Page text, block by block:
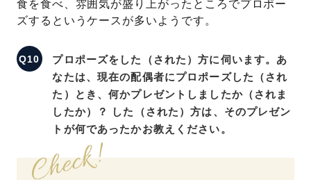
食を食べ、雰囲気が盛り上がったところでプロポー
ズするというケースが多いようです。
プロポーズをした（された）方に伺います。あ
なたは、現在の配偶者にプロポーズした（され
た）とき、何かプレゼントしましたか（されま
したか）？ した（された）方は、そのプレゼン
トが何であったかお教えください。